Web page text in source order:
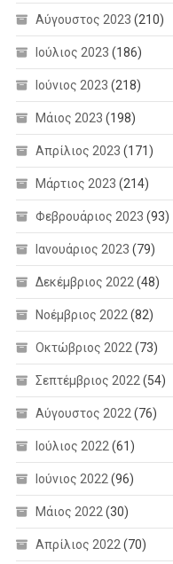
Αύγουστος 2023 (210)
Ιούλιος 2023 (186)
Ιούνιος 2023 (218)
Μάιος 2023 (198)
Απρίλιος 2023 (171)
Μάρτιος 2023 (214)
Φεβρουάριος 2023 (93)
Ιανουάριος 2023 (79)
Δεκέμβριος 2022 (48)
Νοέμβριος 2022 (82)
Οκτώβριος 2022 (73)
Σεπτέμβριος 2022 (54)
Αύγουστος 2022 (76)
Ιούλιος 2022 (61)
Ιούνιος 2022 (96)
Μάιος 2022 (30)
Απρίλιος 2022 (70)